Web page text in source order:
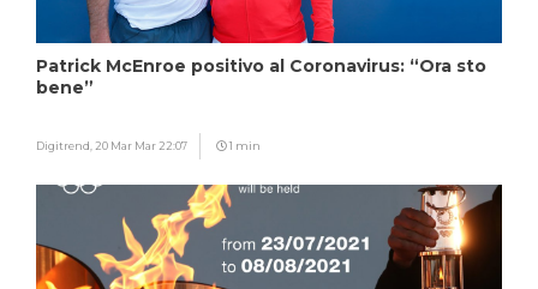
Patrick McEnroe positivo al Coronavirus: “Ora sto
bene”
Digitrend, 20 Mar Mar 22:07 1 min